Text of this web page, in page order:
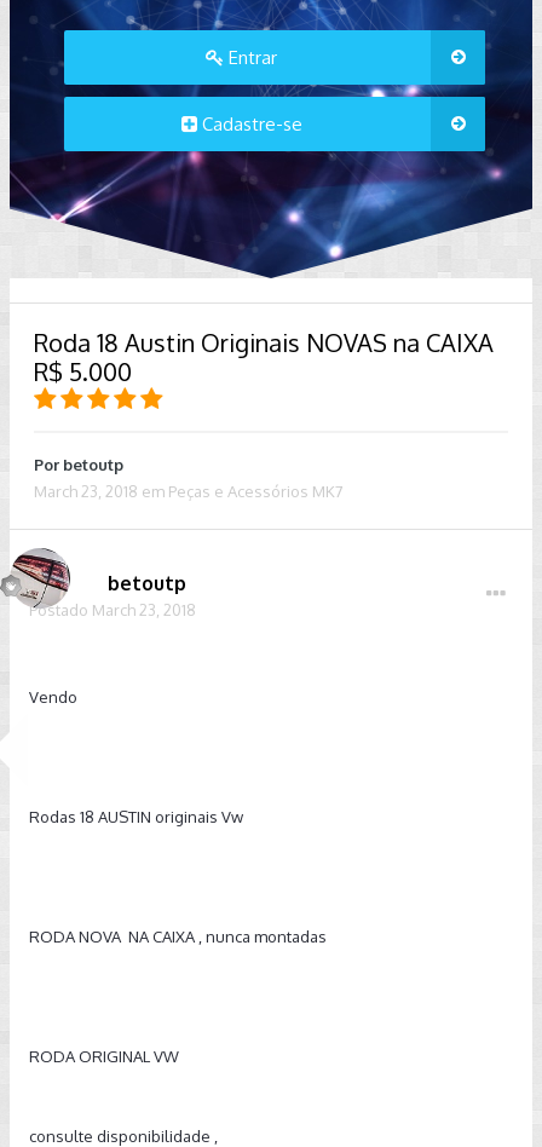
Entrar
Cadastre-se
Roda 18 Austin Originais NOVAS na CAIXA
R$ 5.000
Por betoutp
March 23, 2018 em Peças e Acessórios MK7
betoutp
Postado March 23, 2018
Vendo
Rodas 18 AUSTIN originais Vw
RODA NOVA NA CAIXA , nunca montadas
RODA ORIGINAL VW
consulte disponibilidade ,